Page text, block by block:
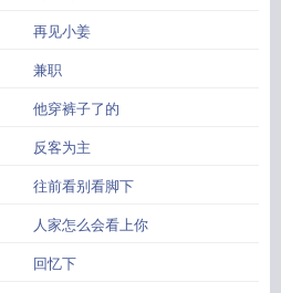
再见小姜
兼职
他穿裤子了的
反客为主
往前看别看脚下
人家怎么会看上你
回忆下